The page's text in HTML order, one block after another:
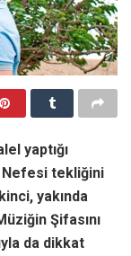
yaptığı
Nefesi tekliğini
yakında
Şifasını
da dikkat